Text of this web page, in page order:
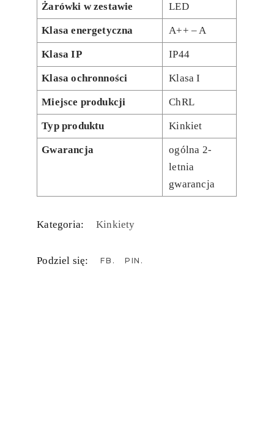
Żarówki w zestawie LED
Klasa energetyczna A++ – A
Klasa IP IP44
Klasa ochronności Klasa I
Miejsce produkcji ChRL
Typ produktu Kinkiet
Gwarancja
ogólna 2-
letnia
gwarancja
Kategoria: Kinkiety
Podziel się: FB PIN